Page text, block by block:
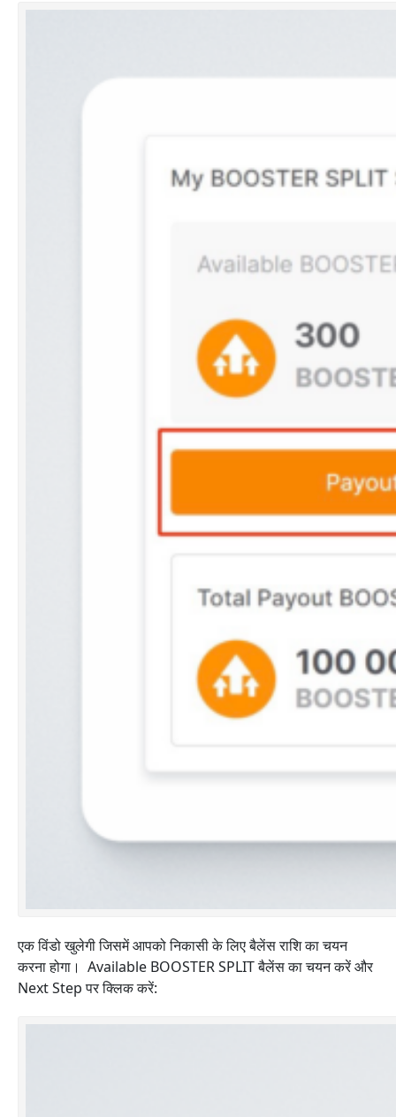
एक विंडो खुलेगी जिसमें आपको निकासी के लिए बैलेंस राशि का चयन
करना होगा। Available BOOSTER SPLIT बैलेंस का चयन करें और
Next Step पर क्लिक करें: